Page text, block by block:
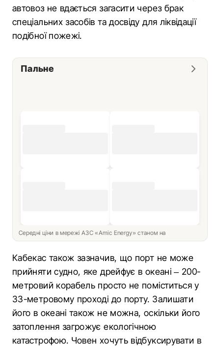
автовоз не вдається загасити через брак
спеціальних засобів та досвіду для ліквідації
подібної пожежі.
Пальне
Середні ціни в мережі АЗС «Amic Energy» станом на
Кабекас також зазначив, що порт не може
прийняти судно, яке дрейфує в океані – 200-
метровий корабель просто не поміститься у
33-метровому проході до порту. Залишати
його в океані також не можна, оскільки його
затоплення загрожує екологічною
катастрофою. Човен хочуть відбуксирувати в